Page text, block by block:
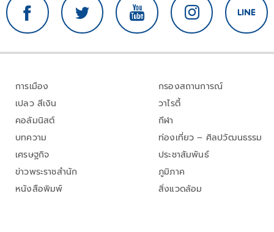
การเมือง
เปลว สีเงิน
คอลัมนิสต์
บทความ
เศรษฐกิจ
ข่าวพระราชสำนัก
หนังสือพิมพ์
กรองสถานการณ์
วาไรตี้
กีฬา
ท่องเที่ยว – ศิลปวัฒนธรรม
ประชาสัมพันธ์
ภูมิภาค
สิ่งแวดล้อม